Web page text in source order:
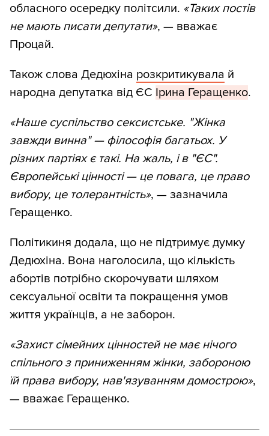
обласного осередку політсили. «Таких постів
не мають писати депутати», — вважає
Процай.
Також слова Дедюхіна розкритикувала й
народна депутатка від ЄС Ірина Геращенко.
«Наше суспільство сексистське. "Жінка
завжди винна" — філософія багатьох. У
різних партіях є такі. На жаль, і в "ЄС".
Європейські цінності — це повага, це право
вибору, це толерантність», — зазначила
Геращенко.
Політикиня додала, що не підтримує думку
Дедюхіна. Вона наголосила, що кількість
абортів потрібно скорочувати шляхом
сексуальної освіти та покращення умов
життя українців, а не заборон.
«Захист сімейних цінностей не має нічого
спільного з приниженням жінки, забороною
їй права вибору, нав'язуванням домострою»,
— вважає Геращенко.